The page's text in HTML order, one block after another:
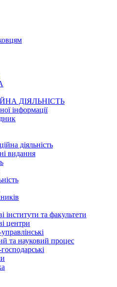
ДІЯЛЬНІСТЬ
інформації
діяльність
видання
інститути та факультети
центри
та науковий процес